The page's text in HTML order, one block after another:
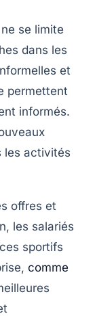
ne se limite
dans les
et
permettent
informés.
les activités
offres et
les salariés
sportifs
comme